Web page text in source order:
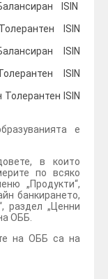
ISIN
ISIN
ISIN
ISIN
ISIN
е
в които
по всяко
„Продукти“,
банкирането,
раздел „Ценни
ОББ.
на ОББ са на